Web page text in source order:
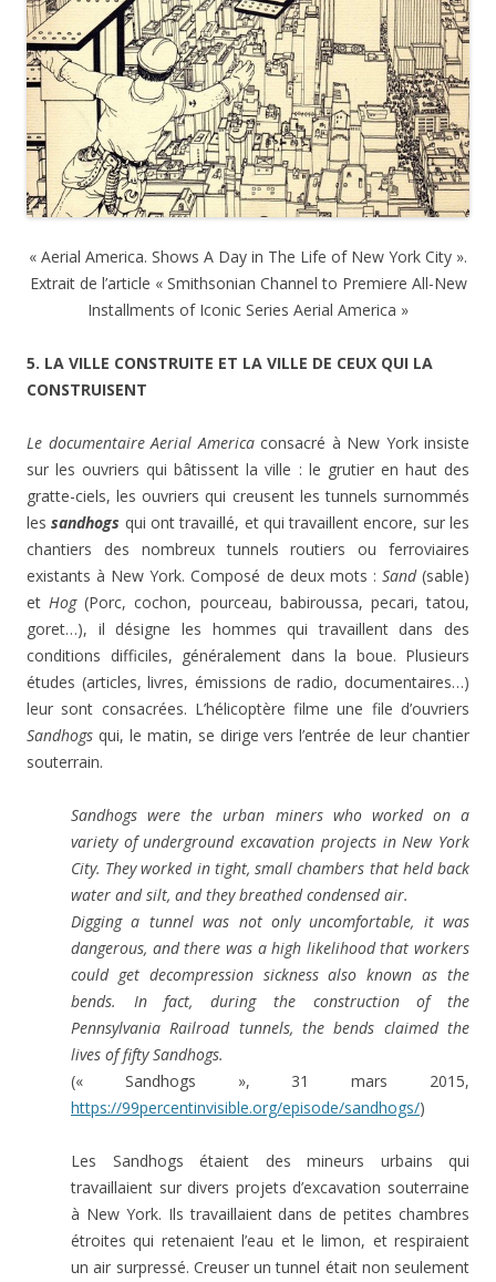
« Aerial America. Shows A Day in The Life of New York City ».
Extrait de l’article « Smithsonian Channel to Premiere All-New
Installments of Iconic Series Aerial America »
5. LA VILLE CONSTRUITE ET LA VILLE DE CEUX QUI LA
CONSTRUISENT
Le documentaireAerial Americaconsacré à New York insiste
sur les ouvriers qui bâtissent la ville : le grutier en haut des
gratte-ciels, les ouvriers qui creusent les tunnels surnommés
lessandhogs qui ont travaillé, et qui travaillent encore, sur les
chantiers des nombreux tunnels routiers ou ferroviaires
existants à New York. Composé de deux mots : Sand(sable)
etHog(Porc, cochon, pourceau, babiroussa, pecari, tatou,
goret…), il désigne les hommes qui travaillent dans des
conditions difficiles, généralement dans la boue. Plusieurs
études (articles, livres, émissions de radio, documentaires…)
leur sont consacrées. L’hélicoptère filme une file d’ouvriers
Sandhogs qui, le matin, se dirige vers l’entrée de leur chantier
souterrain.
Sandhogs were the urban miners who worked on a
variety of underground excavation projects in New York
City. They worked in tight, small chambers that held back
water and silt, and they breathed condensed air.
Digging a tunnel was not only uncomfortable, it was
dangerous, and there was a high likelihood that workers
could get decompression sickness also known as the
bends. In fact, during the construction of the
Pennsylvania Railroad tunnels, the bends claimed the
lives of fifty Sandhogs.
(« Sandhogs », 31 mars 2015,
https://99percentinvisible.org/episode/sandhogs/)
Les Sandhogs étaient des mineurs urbains qui
travaillaient sur divers projets d’excavation souterraine
à New York. Ils travaillaient dans de petites chambres
étroites qui retenaient l’eau et le limon, et respiraient
un air surpressé. Creuser un tunnel était non seulement